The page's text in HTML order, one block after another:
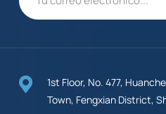
1st Floor, No. 477,
Town, Fengxian District,